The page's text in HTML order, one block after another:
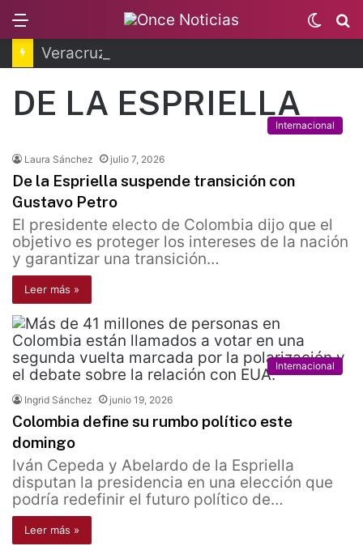
Switch
skin
DE LA ESPRIELLA
Internacional
Laura Sánchez julio 7, 2026
De la Espriella suspende transición con
Gustavo Petro
El presidente electo de Colombia dijo que el
objetivo es proteger los intereses de la nación
y garantizar una transición…
Leer más »
Internacional
Ingrid Sánchez junio 19, 2026
Colombia define su rumbo político este
domingo
Iván Cepeda y Abelardo de la Espriella
disputan la presidencia en una elección que
podría redefinir el futuro político de…
Leer más »